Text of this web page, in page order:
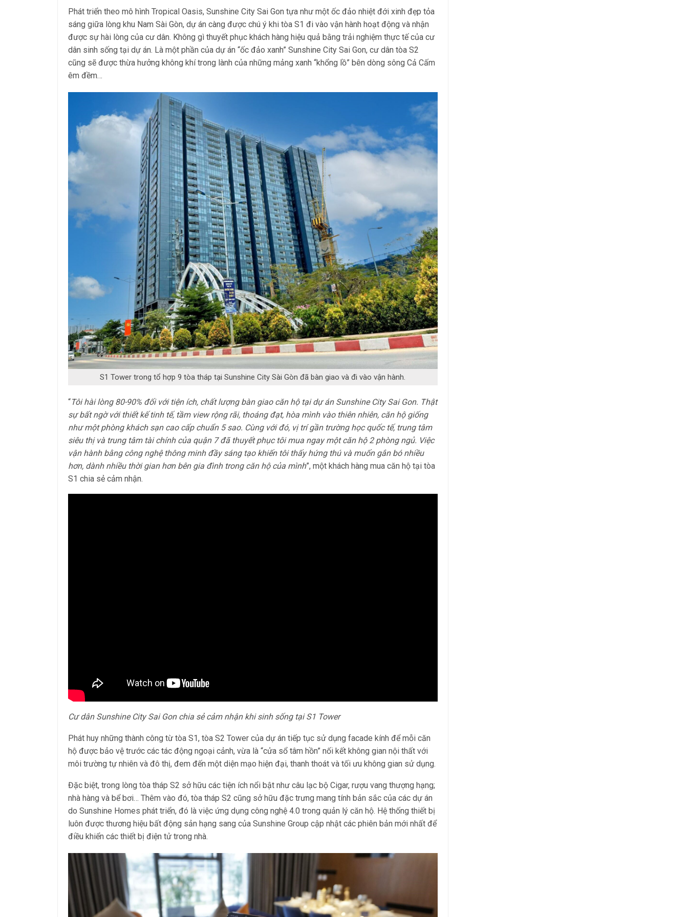
Phát triển theo mô hình Tropical Oasis, Sunshine City Sai Gon tựa như một ốc đảo nhiệt đới xinh đẹp tỏa
sáng giữa lòng khu Nam Sài Gòn, dự án càng được chú ý khi tòa S1 đi vào vận hành hoạt động và nhận
được sự hài lòng của cư dân. Không gì thuyết phục khách hàng hiệu quả bằng trải nghiệm thực tế của cư
dân sinh sống tại dự án. Là một phần của dự án “ốc đảo xanh” Sunshine City Sai Gon, cư dân tòa S2
cũng sẽ được thừa hưởng không khí trong lành của những mảng xanh “khổng lồ” bên dòng sông Cả Cấm
êm đềm…
S1 Tower trong tổ hợp 9 tòa tháp tại Sunshine City Sài Gòn đã bàn giao và đi vào vận hành.
“Tôi hài lòng 80-90% đối với tiện ích, chất lượng bàn giao căn hộ tại dự án Sunshine City Sai Gon. Thật
sự bất ngờ với thiết kế tinh tế, tầm view rộng rãi, thoáng đạt, hòa mình vào thiên nhiên, căn hộ giống
như một phòng khách sạn cao cấp chuẩn 5 sao. Cùng với đó, vị trí gần trường học quốc tế, trung tâm
siêu thị và trung tâm tài chính của quận 7 đã thuyết phục tôi mua ngay một căn hộ 2 phòng ngủ. Việc
vận hành bằng công nghệ thông minh đầy sáng tạo khiến tôi thấy hứng thú và muốn gắn bó nhiều
hơn, dành nhiều thời gian hơn bên gia đình trong căn hộ của mình”, một khách hàng mua căn hộ tại tòa
S1 chia sẻ cảm nhận.
Cư dân Sunshine City Sai Gon chia sẻ cảm nhận khi sinh sống tại S1 Tower
Phát huy những thành công từ tòa S1, tòa S2 Tower của dự án tiếp tục sử dụng facade kính để mỗi căn
hộ được bảo vệ trước các tác động ngoại cảnh, vừa là “cửa sổ tâm hồn” nối kết không gian nội thất với
môi trường tự nhiên và đô thị, đem đến một diện mạo hiện đại, thanh thoát và tối ưu không gian sử dụng.
Đặc biệt, trong lòng tòa tháp S2 sở hữu các tiện ích nổi bật như câu lạc bộ Cigar, rượu vang thượng hạng;
nhà hàng và bể bơi… Thêm vào đó, tòa tháp S2 cũng sở hữu đặc trưng mang tính bản sắc của các dự án
do Sunshine Homes phát triển, đó là việc ứng dụng công nghệ 4.0 trong quản lý căn hộ. Hệ thống thiết bị
luôn được thương hiệu bất động sản hạng sang của Sunshine Group cập nhật các phiên bản mới nhất để
điều khiển các thiết bị điện tử trong nhà.